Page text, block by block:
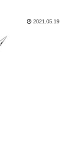
2021.05.19